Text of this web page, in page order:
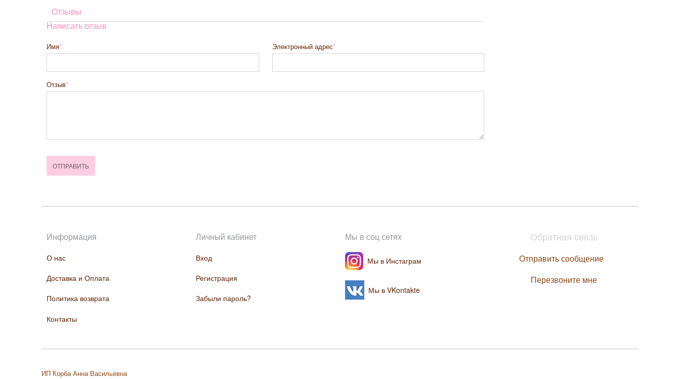
Отзывы
Написать отзыв
Имя Электронный адрес
Отзыв
Информация
О нас
Доставка и Оплата
Политика возврата
Контакты
Личный кабинет
Вход
Регистрация
Забыли пароль?
Мы в соц сетях
Мы в Инстаграм
Мы в VKontakte
Обратная связь
Отправить сообщение
Перезвоните мне
ИП Корба Анна Васильевна